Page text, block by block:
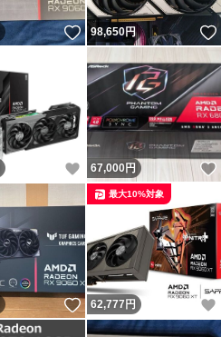
いいね！
98,650円
いいね！
67,000円
いいね！
62,777 円
最大10%対象